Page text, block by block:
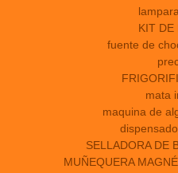
KIT DE
fuente de
mata
maquina de
SELLADORA DE
MUÑEQUERA